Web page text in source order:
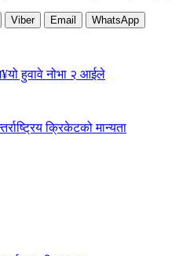
Viber Email WhatsApp
हुवावे नोभा २ आईले
क्रिकेटको मान्यता